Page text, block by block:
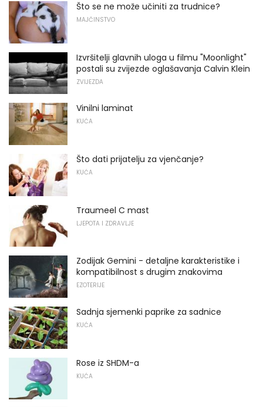
Što se ne može učiniti za trudnice?
MAJČINSTVO
Izvršitelji glavnih uloga u filmu "Moonlight"
postali su zvijezde oglašavanja Calvin Klein
ZVIJEZDA
Vinilni laminat
KUĆA
Što dati prijatelju za vjenčanje?
KUĆA
Traumeel C mast
LJEPOTA I ZDRAVLJE
Zodijak Gemini - detaljne karakteristike i
kompatibilnost s drugim znakovima
EZOTERIJE
Sadnja sjemenki paprike za sadnice
KUĆA
Rose iz SHDM-a
KUĆA